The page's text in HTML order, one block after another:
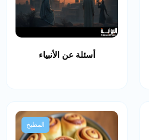
أسئلة عن الأنبياء
المطبخ